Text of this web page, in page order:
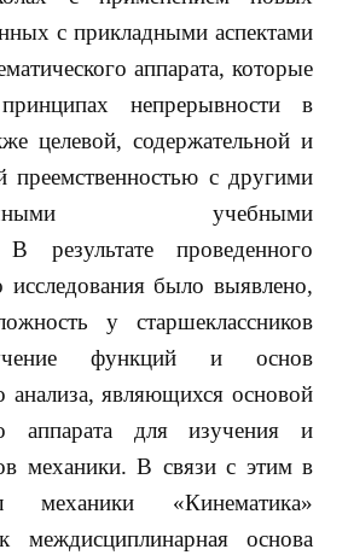
с прикладными аспектами
аппарата, которые
непрерывности в
целевой, содержательной и
преемственностью с другими
учебными
В результате проведенного
исследования было выявлено,
у старшеклассников
функций и основ
анализа, являющихся основой
аппарата для изучения и
механики. В связи с этим в
механики «Кинематика»
междисциплинарная основа